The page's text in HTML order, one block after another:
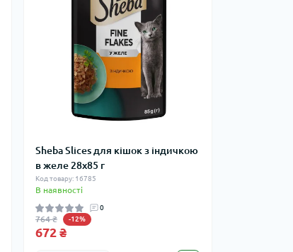
Sheba Slices для кішок з індичкою
в желе 28х85 г
Код товару: 16785
В наявності
0
764 ₴ -12%
672 ₴